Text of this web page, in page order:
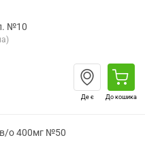
№10
Де є До кошика
в/о 400мг №50